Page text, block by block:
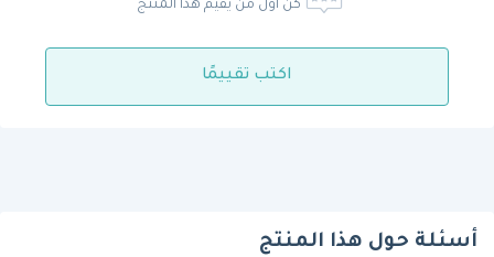
كن أول من يقيم هذا المنتج
اكتب تقييمًا
أسئلة حول هذا المنتج